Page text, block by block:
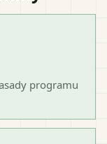
programu